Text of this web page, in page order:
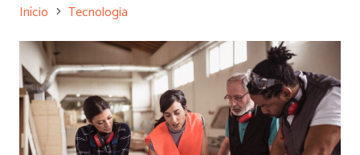
Início Tecnologia